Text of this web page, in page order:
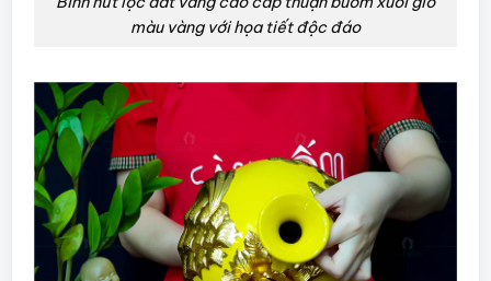
màu vàng với họa tiết độc đáo